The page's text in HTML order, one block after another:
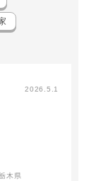
2026.5.1
木県